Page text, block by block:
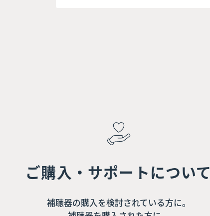
ご購入・サポートについて
補聴器の購入を検討されている方に。